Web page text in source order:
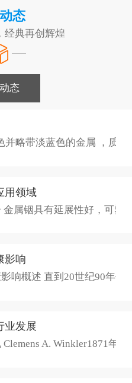
态
经典再创辉煌
态
略带淡蓝色的金属 ，质地
用领域
金属铟具有延展性好，可塑
影响
响概述 直到20世纪90年代
业发展
A. Winkler1871年门